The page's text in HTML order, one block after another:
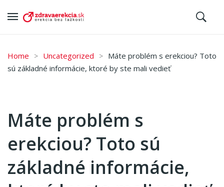
Home Uncategorized
Máte problém s erekciou? Toto
sú základné informácie, ktoré by ste mali vedieť
Máte problém s
erekciou? Toto sú
základné informácie,